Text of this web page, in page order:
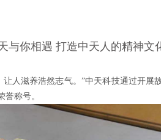
与你相遇 打造中天人的精神文
人滋养浩然志气。”中天科技通过开
称号。